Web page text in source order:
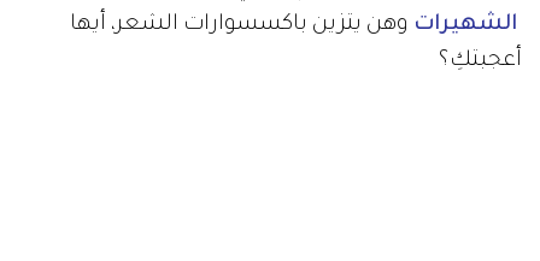
الشهيرات وهن يتزين باكسسوارات الشعر، أيها
أعجبتكِ؟